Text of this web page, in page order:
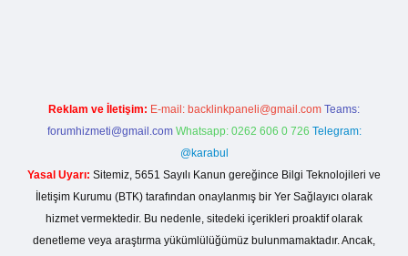
Reklam ve İletişim: E-mail: backlinkpaneli@gmail.com Teams:
forumhizmeti@gmail.com Whatsapp: 0262 606 0 726 Telegram:
@karabul
Yasal Uyarı: Sitemiz, 5651 Sayılı Kanun gereğince Bilgi Teknolojileri ve
İletişim Kurumu (BTK) tarafından onaylanmış bir Yer Sağlayıcı olarak
hizmet vermektedir. Bu nedenle, sitedeki içerikleri proaktif olarak
denetleme veya araştırma yükümlülüğümüz bulunmamaktadır. Ancak,